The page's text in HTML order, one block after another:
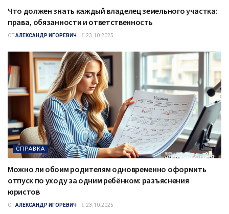
Что должен знать каждый владелец земельного участка:
права, обязанности и ответственность
ОТ АЛЕКСАНДР ИГОРЕВИЧ 23.10.2025
СПРАВКА
Можно ли обоим родителям одновременно оформить
отпуск по уходу за одним ребёнком: разъяснения
юристов
ОТ АЛЕКСАНДР ИГОРЕВИЧ 23.10.2025